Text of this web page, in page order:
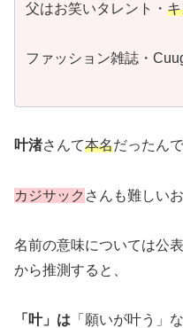
父はお笑いタレント・
ファッション雑誌・
叶渚さんて本名だったんで
カジサック さんも難しい
名前の意味については公
から推測すると、
「叶」は 「願いが叶う」